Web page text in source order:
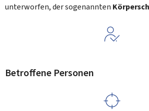
unterworfen, der sogenannten
Betroffene Personen